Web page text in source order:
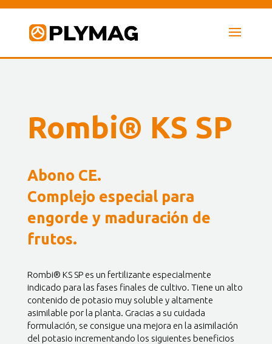
Rombi® KS SP
Abono CE.
Complejo especial para
engorde y maduración de
frutos.
Rombi® KS SP es un fertilizante especialmente
indicado para las fases finales de cultivo. Tiene un alto
contenido de potasio muy soluble y altamente
asimilable por la planta. Gracias a su cuidada
formulación, se consigue una mejora en la asimilación
del potasio incrementando los siguientes beneficios